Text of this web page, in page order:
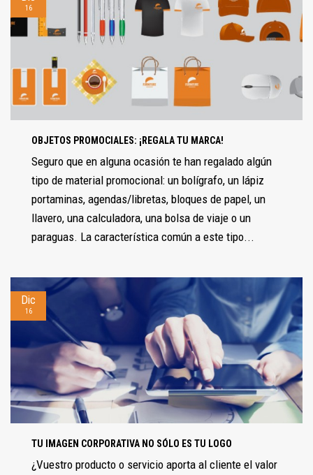
16
OBJETOS PROMOCIALES: ¡REGALA TU MARCA!
Seguro que en alguna ocasión te han regalado algún
tipo de material promocional: un bolígrafo, un lápiz
portaminas, agendas/libretas, bloques de papel, un
llavero, una calculadora, una bolsa de viaje o un
paraguas. La característica común a este tipo...
Dic
16
TU IMAGEN CORPORATIVA NO SÓLO ES TU LOGO
¿Vuestro producto o servicio aporta al cliente el valor